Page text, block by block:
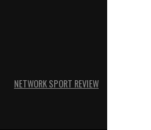
NETWORK SPORT REVIEW